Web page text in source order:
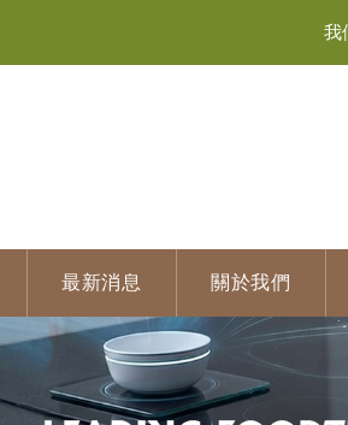
我
最新消息 關於我們